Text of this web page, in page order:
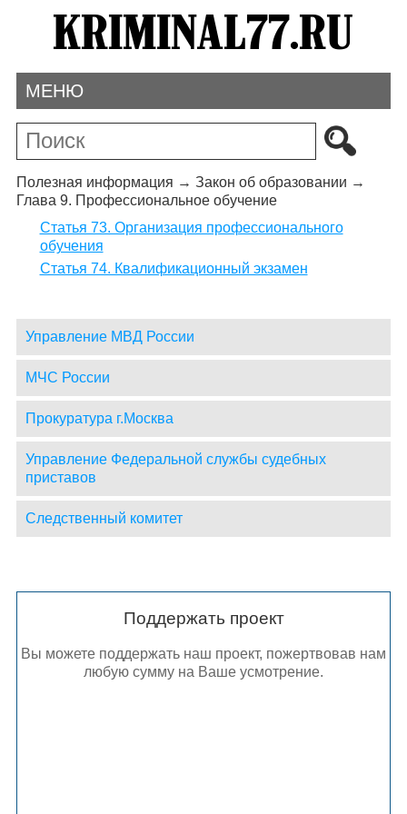
МЕНЮ
Полезная информация → Закон об образовании →
Глава 9. Профессиональное обучение
Статья 73. Организация профессионального
обучения
Статья 74. Квалификационный экзамен
Управление МВД России
МЧС России
Прокуратура г.Москва
Управление Федеральной службы судебных
приставов
Следственный комитет
Поддержать проект
Вы можете поддержать наш проект, пожертвовав нам
любую сумму на Ваше усмотрение.